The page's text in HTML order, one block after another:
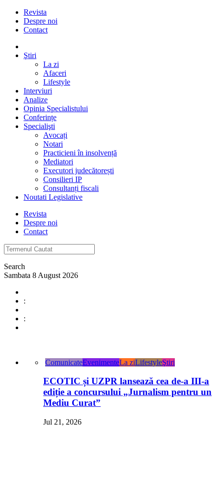
Revista
Despre noi
Contact
Ştiri
La zi
Afaceri
Lifestyle
Interviuri
Analize
Opinia Specialistului
Conferințe
Specialişti
Avocați
Notari
Practicieni în insolvență
Mediatori
Executori judecătorești
Consilieri IP
Consultanți fiscali
Noutati Legislative
Revista
Despre noi
Contact
Search
Sambata 8 August 2026
:
:
ComunicateEvenimenteLa ziLifestyleŞtiri
ECOTIC și UZPR lansează cea de-a III-a
ediție a concursului „Jurnalism pentru un
Mediu Curat”
Jul 21, 2026